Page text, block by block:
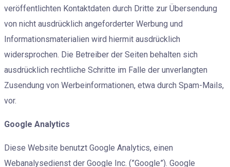
veröffentlichten Kontaktdaten durch Dritte zur Übersendung
von nicht ausdrücklich angeforderter Werbung und
Informationsmaterialien wird hiermit ausdrücklich
widersprochen. Die Betreiber der Seiten behalten sich
ausdrücklich rechtliche Schritte im Falle der unverlangten
Zusendung von Werbeinformationen, etwa durch Spam-Mails,
vor.
Google Analytics
Diese Website benutzt Google Analytics, einen
Webanalysedienst der Google Inc. (”Google”). Google